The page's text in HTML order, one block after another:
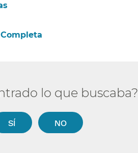
lo que buscaba?​​
SÍ​​ NO​​